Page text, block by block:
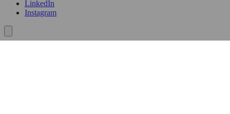
LinkedIn
Instagram